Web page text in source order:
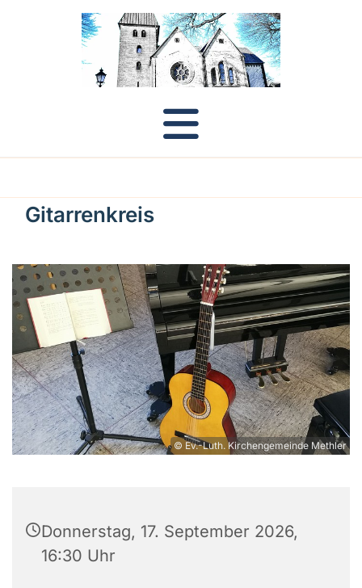
Gitarrenkreis
© Ev.-Luth. Kirchengemeinde Methler
Donnerstag, 17. September 2026,
16:30 Uhr